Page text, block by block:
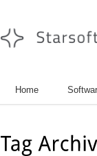
Home